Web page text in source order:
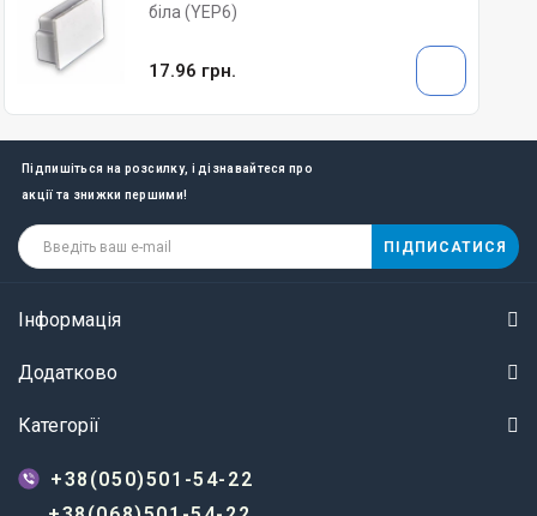
біла (YEP6)
17.96 грн.
Підпишіться на розсилку, і дізнавайтеся про
акції та знижки першими!
ПІДПИСАТИСЯ
Інформація
Додатково
Категорії
+38(050)501-54-22